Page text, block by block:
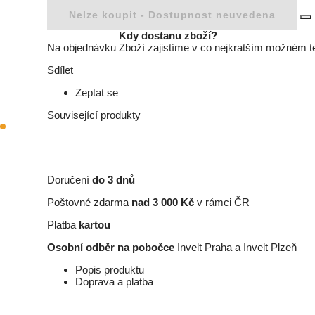
Nelze koupit - Dostupnost neuvedena
Na objednávku
Kdy dostanu zboží?
Zboží zajistíme v co nejkratším možném
Sdílet
Zeptat se
Související produkty
Doručenído 3 dnů
Poštovné zdarma nad 3 000 Kč v rámci ČR
Platba kartou
Osobní odběr na pobočce Invelt Praha a Invelt Plzeň
Popis produktu
Doprava a platba